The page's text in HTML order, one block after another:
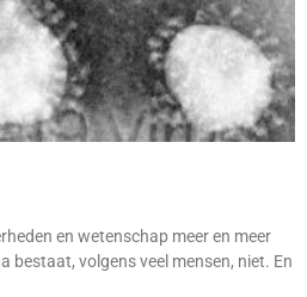
en wetenschap meer en meer
bestaat, volgens veel mensen, niet. En